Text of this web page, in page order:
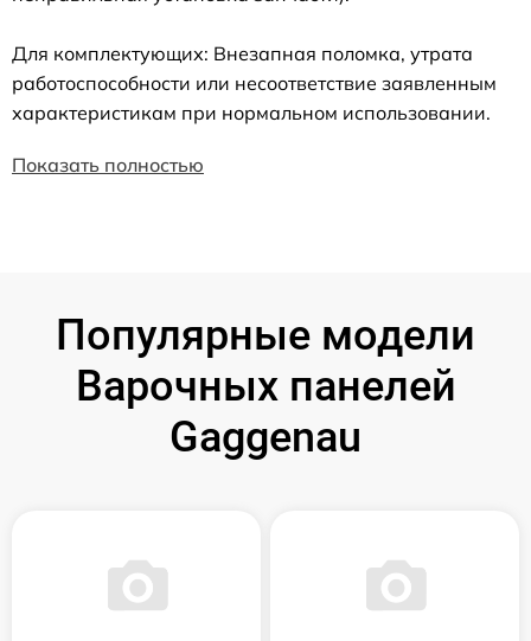
Для комплектующих: Внезапная поломка, утрата
работоспособности или несоответствие заявленным
характеристикам при нормальном использовании.
Показать полностью
Популярные модели
Варочных панелей
Gaggenau